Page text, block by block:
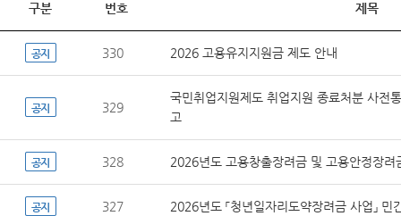
구분 번호 제목
공지 330 2026 고용유지지원금 제도 안내
공지 329
국민취업지원제도 취업지원 종료처분 사전
고
공지 328 2026년도 고용창출장려금 및 고용안정장려
공지 327 2026년도 「청년일자리도약장려금 사업」